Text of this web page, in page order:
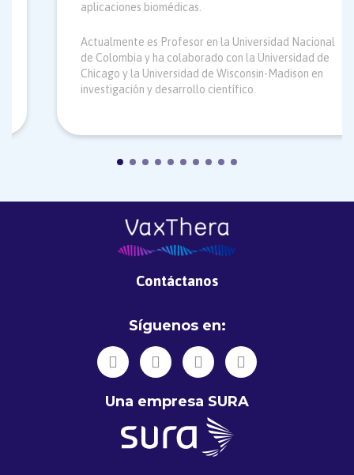
aplicaciones biomédicas.
Actualmente es Profesor en la Universidad Nacional
de Colombia y ha colaborado con la Universidad de
Chicago y la Universidad de Wisconsin-Madison en
investigación y desarrollo científico.
Contáctanos
Síguenos en:
Una empresa SURA